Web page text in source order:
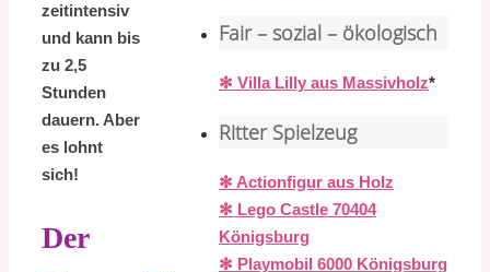
zeitintensiv
und kann bis
zu 2,5
Stunden
dauern. Aber
es lohnt
sich!
Der
Fair – sozial – ökologisch
✻ Villa Lilly aus Massivholz*
Ritter Spielzeug
✻ Actionfigur aus Holz
✻ Lego Castle 70404
Königsburg
✻ Playmobil 6000 Königsburg